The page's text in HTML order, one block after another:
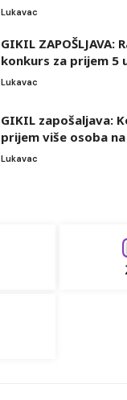
Lukavac
GIKIL ZAPOŠLJAVA:
konkurs za prijem 5
Lukavac
GIKIL zapošaljava:
prijem više osoba
Lukavac